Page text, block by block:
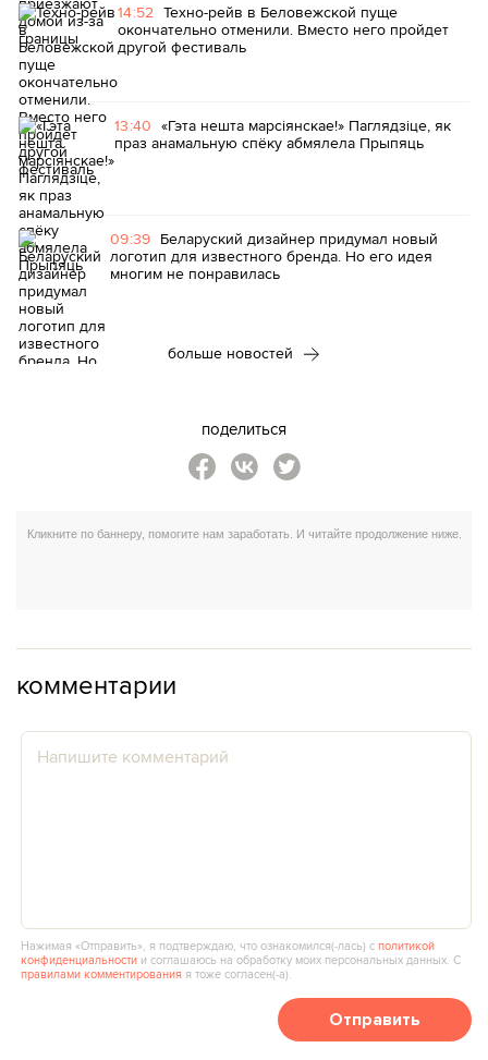
14:52 Техно-рейв в Беловежской пуще
окончательно отменили. Вместо него пройдет
другой фестиваль
13:40 «Гэта нешта марсіянскае!» Паглядзіце, як
праз анамальную спёку абмялела Прыпяць
09:39 Беларуский дизайнер придумал новый
логотип для известного бренда. Но его идея
многим не понравилась
больше новостей
поделиться
комментарии
Нажимая «Отправить», я подтверждаю, что ознакомился(‑лась) сполитикой
конфиденциальности и соглашаюсь на обработку моих персональных данных. С
правилами комментирования я тоже согласен(‑а).
Отправить